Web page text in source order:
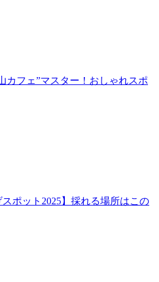
カフェ”マスター！おしゃれスポ
スポット2025】採れる場所はこの